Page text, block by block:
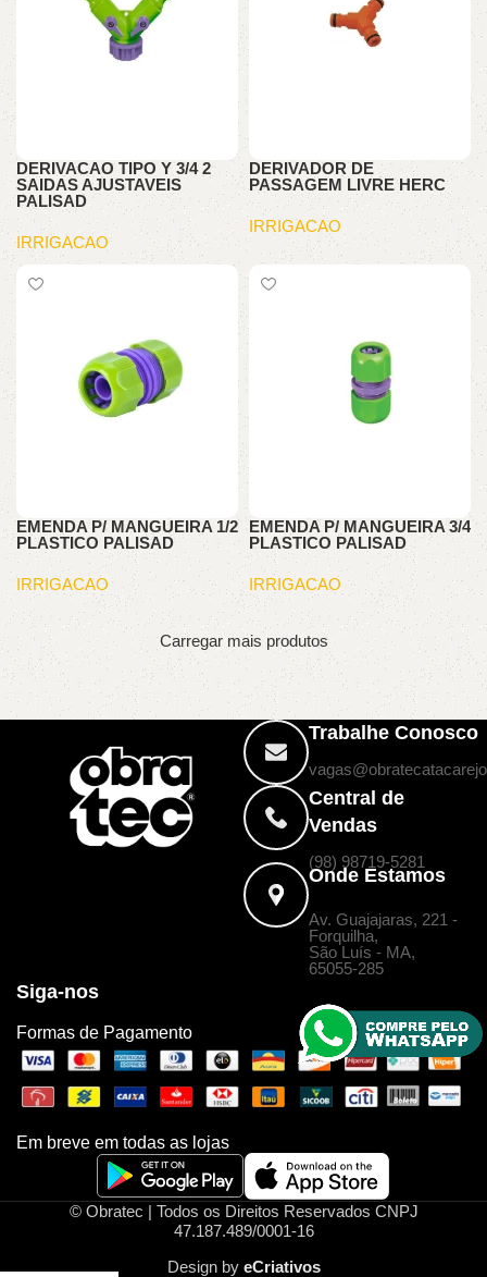
DERIVACAO TIPO Y 3/4 2
SAIDAS AJUSTAVEIS
PALISAD
IRRIGACAO
DERIVADOR DE
PASSAGEM LIVRE HERC
IRRIGACAO
EMENDA P/ MANGUEIRA 1/2
PLASTICO PALISAD
IRRIGACAO
EMENDA P/ MANGUEIRA 3/4
PLASTICO PALISAD
IRRIGACAO
Carregar mais produtos
Trabalhe Conosco
Central de
Vendas
(98) 98719-5281
Onde Estamos
Av. Guajajaras, 221 -
Forquilha,
São Luís - MA,
65055-285
Siga-nos
Formas de Pagamento
Em breve em todas as lojas
© Obratec | Todos os Direitos Reservados CNPJ
47.187.489/0001-16
Design by eCriativos